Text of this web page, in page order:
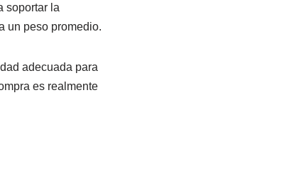
soportar la
un peso promedio.
adecuada para
es realmente